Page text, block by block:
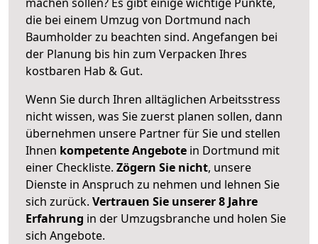
die bei einem Umzug von Dortmund nach
Baumholder zu beachten sind. Angefangen bei
der Planung bis hin zum Verpacken Ihres
kostbaren Hab & Gut.
Wenn Sie durch Ihren alltäglichen Arbeitsstress
nicht wissen, was Sie zuerst planen sollen, dann
übernehmen unsere Partner für Sie und stellen
Ihnen kompetente Angebote in Dortmund mit
einer Checkliste. Zögern Sie nicht, unsere
Dienste in Anspruch zu nehmen und lehnen Sie
sich zurück. Vertrauen Sie unserer 8 Jahre
Erfahrung in der Umzugsbranche und holen Sie
sich Angebote.